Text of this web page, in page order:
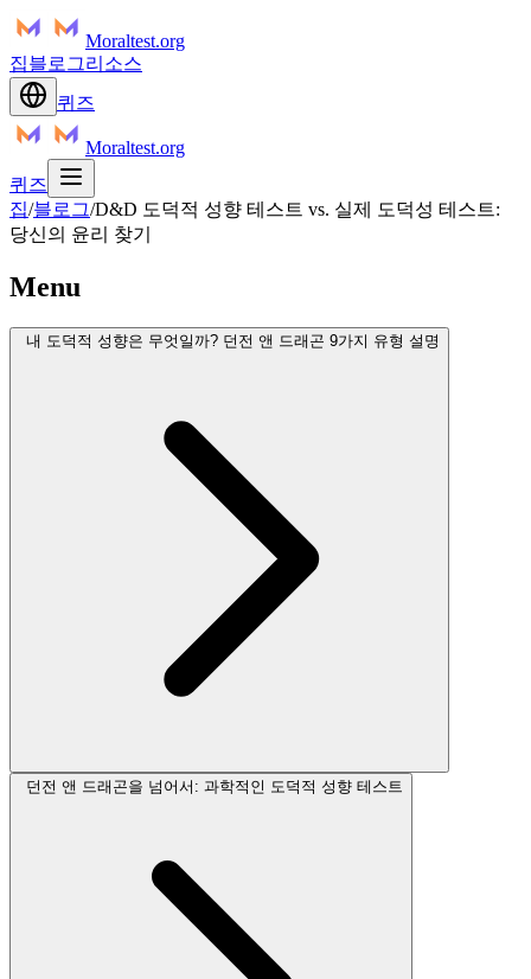
Moraltest.org
집블로그리소스
퀴즈
Moraltest.org
퀴즈
집/블로그/D&D 도덕적 성향 테스트 vs. 실제 도덕성 테스트:
당신의 윤리 찾기
Menu
내 도덕적 성향은 무엇일까? 던전 앤 드래곤 9가지 유형 설명
던전 앤 드래곤을 넘어서: 과학적인 도덕적 성향 테스트